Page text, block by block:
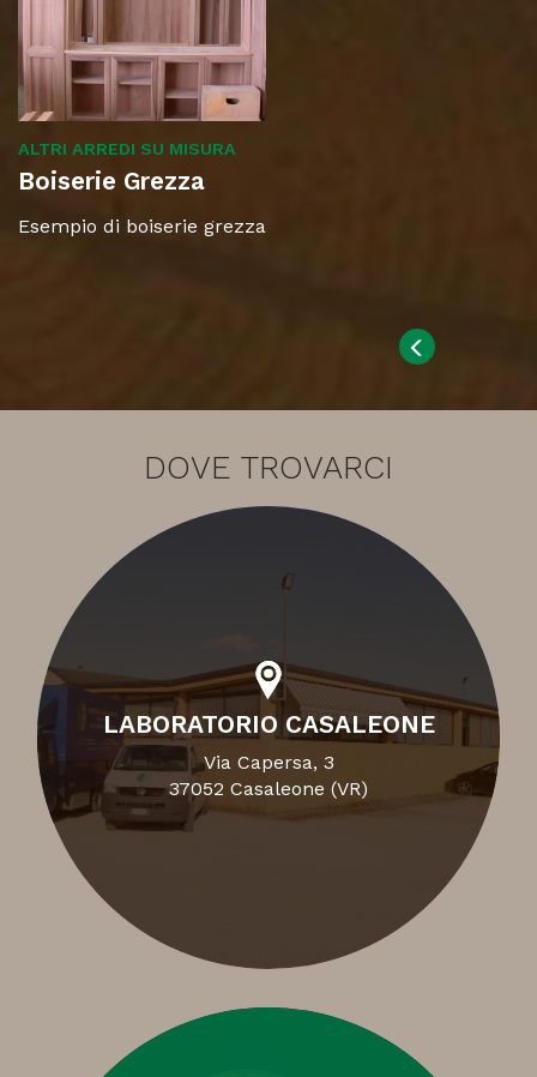
ALTRI ARREDI SU MISURA
Boiserie Grezza
Esempio di boiserie grezza
DOVE TROVARCI
LABORATORIO CASALEONE
Via Capersa, 3
37052 Casaleone (VR)